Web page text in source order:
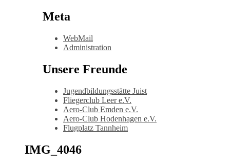
Meta
WebMail
Administration
Unsere Freunde
Jugendbildungsstätte Juist
Fliegerclub Leer e.V.
Aero-Club Emden e.V.
Aero-Club Hodenhagen e.V.
Flugplatz Tannheim
IMG_4046